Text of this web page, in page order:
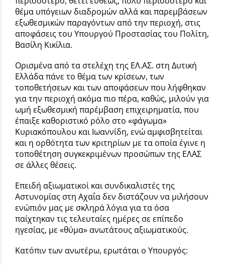
θέμα υπόγειων διαδρομών αλλά και παρεμβάσεων
εξωθεσμικών παραγόντων από την περιοχή, στις
αποφάσεις του Υπουργού Προστασίας του Πολίτη,
Βασίλη Κικίλια.
Ορισμένα από τα στελέχη της ΕΛ.ΑΣ. στη Δυτική
Ελλάδα πάνε το θέμα των κρίσεων, των
τοποθετήσεων και των αποφάσεων που λήφθηκαν
για την περιοχή ακόμα πιο πέρα, καθώς, μιλούν για
ωμή εξωθεσμική παρέμβαση επιχειρηματία, που
έπαιξε καθοριστικό ρόλο στο «φάγωμα»
Κυριακόπουλου και Ιωαννίδη, ενώ αμφισβητείται
και η ορθότητα των κριτηρίων με τα οποία έγινε η
τοποθέτηση συγκεκριμένων προσώπων της ΕΛΑΣ
σε άλλες θέσεις.
Επειδή αξιωματικοί και συνδικαλιστές της
Αστυνομίας στη Αχαΐα δεν διστάζουν να μιλήσουν
ενώπιόν μας με σκληρά λόγια για τα όσα
παίχτηκαν τις τελευταίες ημέρες σε επίπεδο
ηγεσίας, με «θύμα» ανωτάτους αξιωματικούς.
Κατόπιν των ανωτέρω, ερωτάται ο Υπουργός: